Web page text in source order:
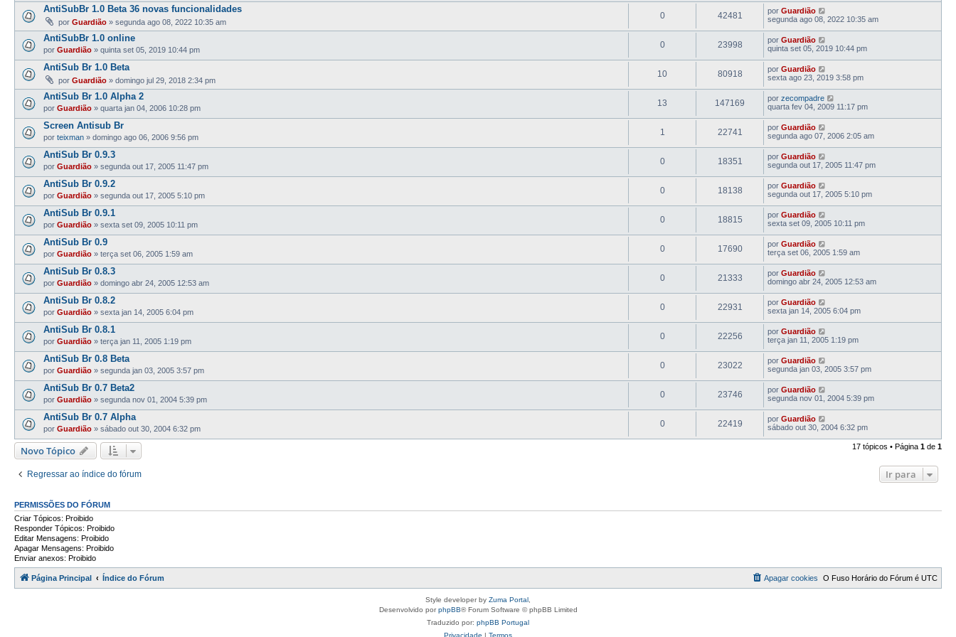
AntiSubBr 1.0 Beta 36 novas funcionalidades
por Guardião » segunda ago 08, 2022 10:35 am
0 42481 por Guardião
segunda ago 08, 2022 10:35 am
AntiSubBr 1.0 online
por Guardião » quinta set 05, 2019 10:44 pm
0 23998 por Guardião
quinta set 05, 2019 10:44 pm
AntiSub Br 1.0 Beta
por Guardião » domingo jul 29, 2018 2:34 pm
10 80918 por Guardião
sexta ago 23, 2019 3:58 pm
AntiSub Br 1.0 Alpha 2
por Guardião » quarta jan 04, 2006 10:28 pm
13 147169 por zecompadre
quarta fev 04, 2009 11:17 pm
Screen Antisub Br
por teixman » domingo ago 06, 2006 9:56 pm
1 22741 por Guardião
segunda ago 07, 2006 2:05 am
AntiSub Br 0.9.3
por Guardião » segunda out 17, 2005 11:47 pm
0 18351 por Guardião
segunda out 17, 2005 11:47 pm
AntiSub Br 0.9.2
por Guardião » segunda out 17, 2005 5:10 pm
0 18138 por Guardião
segunda out 17, 2005 5:10 pm
AntiSub Br 0.9.1
por Guardião » sexta set 09, 2005 10:11 pm
0 18815 por Guardião
sexta set 09, 2005 10:11 pm
AntiSub Br 0.9
por Guardião » terça set 06, 2005 1:59 am
0 17690 por Guardião
terça set 06, 2005 1:59 am
AntiSub Br 0.8.3
por Guardião » domingo abr 24, 2005 12:53 am
0 21333 por Guardião
domingo abr 24, 2005 12:53 am
AntiSub Br 0.8.2
por Guardião » sexta jan 14, 2005 6:04 pm
0 22931 por Guardião
sexta jan 14, 2005 6:04 pm
AntiSub Br 0.8.1
por Guardião » terça jan 11, 2005 1:19 pm
0 22256 por Guardião
terça jan 11, 2005 1:19 pm
AntiSub Br 0.8 Beta
por Guardião » segunda jan 03, 2005 3:57 pm
0 23022 por Guardião
segunda jan 03, 2005 3:57 pm
AntiSub Br 0.7 Beta2
por Guardião » segunda nov 01, 2004 5:39 pm
0 23746 por Guardião
segunda nov 01, 2004 5:39 pm
AntiSub Br 0.7 Alpha
por Guardião » sábado out 30, 2004 6:32 pm
0 22419 por Guardião
sábado out 30, 2004 6:32 pm
Novo Tópico 17 tópicos • Página 1 de 1
Regressar ao índice do fórum Ir para
PERMISSÕES DO FÓRUM
Criar Tópicos: Proibido
Responder Tópicos: Proibido
Editar Mensagens: Proibido
Apagar Mensagens: Proibido
Enviar anexos: Proibido
Página Principal Índice do Fórum O Fuso Horário do Fórum é UTC
Apagar cookies
Style developer by Zuma Portal
Desenvolvido porphpBB® Forum Software © phpBB Limited
Traduzido por: phpBB Portugal
Privacidade | Termos